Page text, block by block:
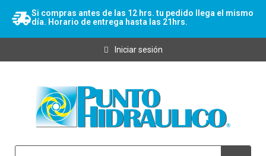
Si compras antes de las 12 hrs. tu pedido llega el mismo
día. Horario de entrega hasta las 21hrs.
Iniciar sesión